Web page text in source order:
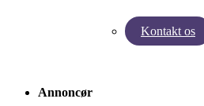
Kontakt os
Test vores
Annoncør